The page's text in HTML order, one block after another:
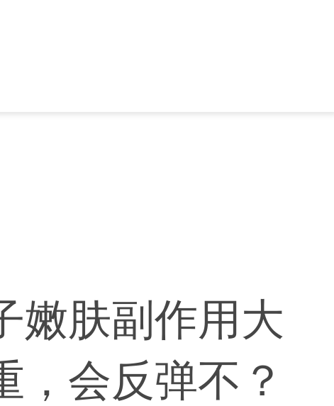
嫩肤副作用大
，会反弹不？